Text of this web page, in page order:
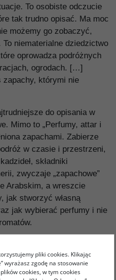
To osobiste odczucie
tak trudno opisać. Ma moc
możemy go zobaczyć,
niematerialne dziedzictwo
oprowadza podróżnych
ogrodach. […]
zapachy, którymi nie
do opisania w
Mimo to „Perfumy, attar i
zapachami. Zabierze
w czasie i przestrzeni,
składniki
zwyczaje „zapachowe”
Arabskim, a wreszcie
jak stworzyć własną
jak wybierać perfumy i nie
pliki cookies. Klikając
wyrażasz zgodę na stosowanie
cookies, w tym cookies